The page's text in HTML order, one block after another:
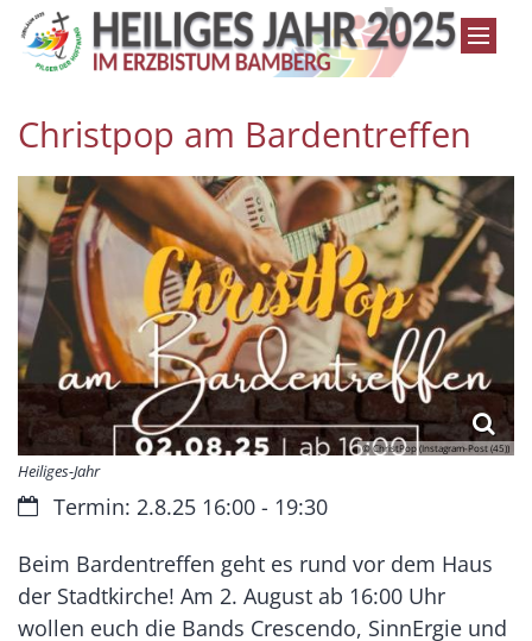
Zum Inhalt springen
Christpop am Bardentreffen
© ChristPop (Instagram-Post (45))
Heiliges-Jahr
Datum:Termin: 2.8.25 16:00 - 19:30
Beim Bardentreffen geht es rund vor dem Haus
der Stadtkirche! Am 2. August ab 16:00 Uhr
wollen euch die Bands Crescendo, SinnErgie und